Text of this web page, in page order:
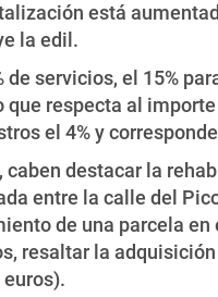
está
la edil.
de servicios, el 15%
respecta al
el 4% y
destacar la
entre la calle del
de una parcela
resaltar la